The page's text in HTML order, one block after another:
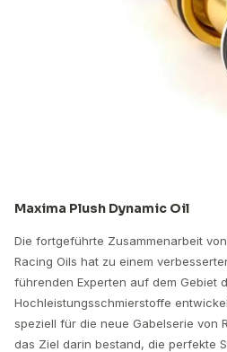
Maxima Plush Dynamic Oil
Die fortgeführte Zusammenarbeit
Racing Oils hat zu einem
führenden Experten auf dem Gebiet
Hochleistungsschmierstoffe
speziell für die neue Gabelserie von
das Ziel darin bestand, die perfekte